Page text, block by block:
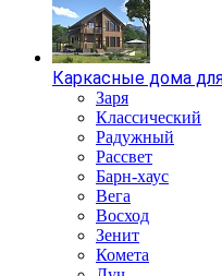
Каркасные дома
Заря
Классический
Радужный
Рассвет
Барн-хаус
Вега
Восход
Зенит
Комета